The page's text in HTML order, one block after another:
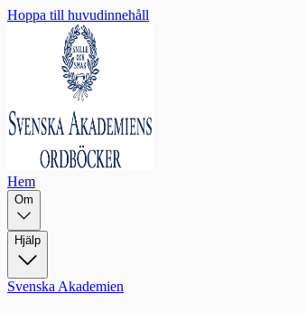
Hoppa till huvudinnehåll
Hem
Om
Hjälp
Svenska Akademien